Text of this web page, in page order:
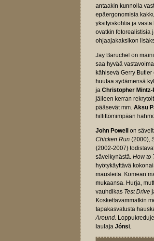
antaakin kunnolla
epäergonomisia
yksityiskohtia ja
ovatkin fotorealistisia
ohjaajakaksikon
Jay Baruchel on
saa hyvää
kähisevä Gerry
huutaa sydämensä
ja Christopher
jälleen kerran
pääsevät mm. Aksu
hillittömimpään
John Powell on
Chicken Run (2000),
(2002-2007)
sävelkynästä. How to
hyötykäyttävä
mausteita. Komean
mukaansa. Hurja,
vauhdikas Test Drive
Koskettavammatkin
tapakasvatusta
Around.
laulaja Jónsi.